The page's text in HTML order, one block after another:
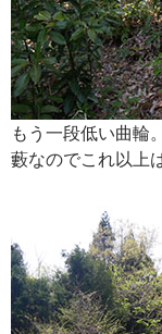
もう一段低い曲輪
藪なのでこれ以上